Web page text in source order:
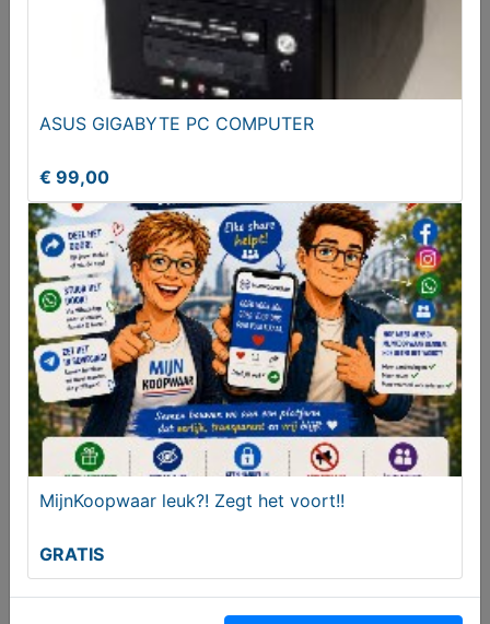
Cifre opal handvorm wandtegel glans blauw en
groen 7,5x30 cm
Verdampfen, Kondensieren und Kühlen (prijs incl.
verzend)
ASUS GIGABYTE PC COMPUTER
€ 99,00
MijnKoopwaar leuk?! Zegt het voort!!
GRATIS